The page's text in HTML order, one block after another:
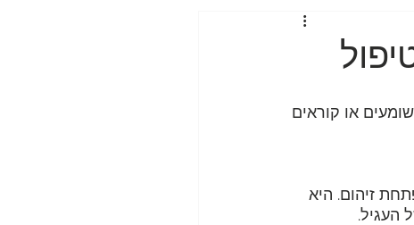
או קוראים
זיהום. היא
העגיל.